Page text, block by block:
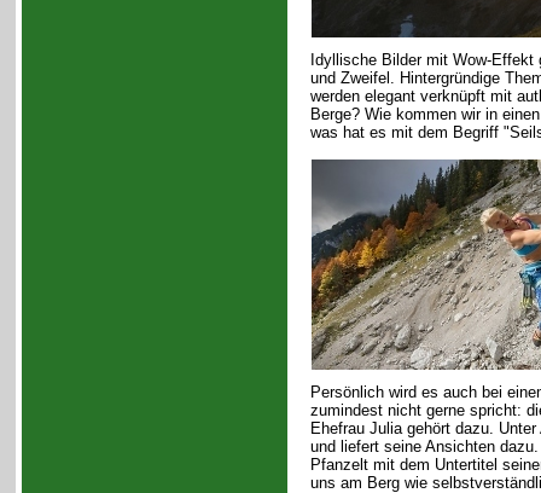
Idyllische Bilder mit Wow-
und Zweifel. Hintergründige
werden elegant verknüpft mit
Berge? Wie kommen wir in
was hat es mit dem Begriff
Persönlich wird es auch bei
zumindest nicht gerne spricht:
Ehefrau Julia gehört dazu.
und liefert seine Ansichten
Pfanzelt mit dem Untertitel
uns am Berg wie